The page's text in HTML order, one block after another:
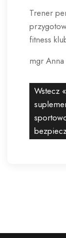
Trener
fitness
mgr
Wstecz «